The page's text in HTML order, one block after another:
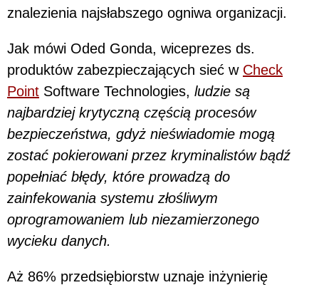
znalezienia najsłabszego ogniwa organizacji.
Jak mówi Oded Gonda, wiceprezes ds.
produktów zabezpieczających sieć w Check
Point Software Technologies, ludzie są
najbardziej krytyczną częścią procesów
bezpieczeństwa, gdyż nieświadomie mogą
zostać pokierowani przez kryminalistów bądź
popełniać błędy, które prowadzą do
zainfekowania systemu złośliwym
oprogramowaniem lub niezamierzonego
wycieku danych.
Aż 86% przedsiębiorstw uznaje inżynierię